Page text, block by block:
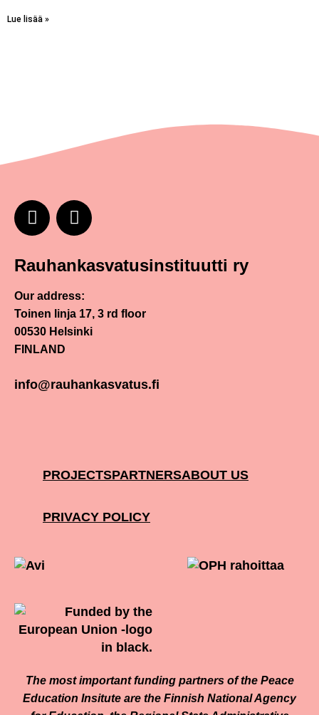
Lue lisää »
Rauhankasvatusinstituutti ry
Our address:
Toinen linja 17, 3 rd floor
00530 Helsinki
FINLAND
info@rauhankasvatus.fi
PROJECTSPARTNERSABOUT US
PRIVACY POLICY
The most important funding partners of the Peace
Education Insitute are the Finnish National Agency